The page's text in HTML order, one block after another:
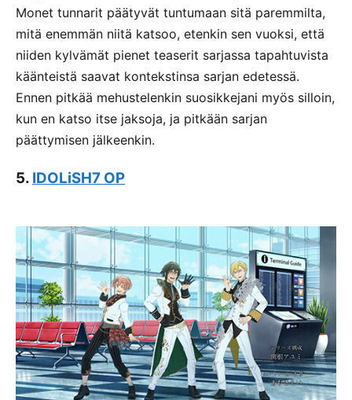
Monet tunnarit päätyvät tuntumaan sitä paremmilta,
mitä enemmän niitä katsoo, etenkin sen vuoksi, että
niiden kylvämät pienet teaserit sarjassa tapahtuvista
käänteistä saavat kontekstinsa sarjan edetessä.
Ennen pitkää mehustelenkin suosikkejani myös silloin,
kun en katso itse jaksoja, ja pitkään sarjan
päättymisen jälkeenkin.
5. IDOLiSH7 OP